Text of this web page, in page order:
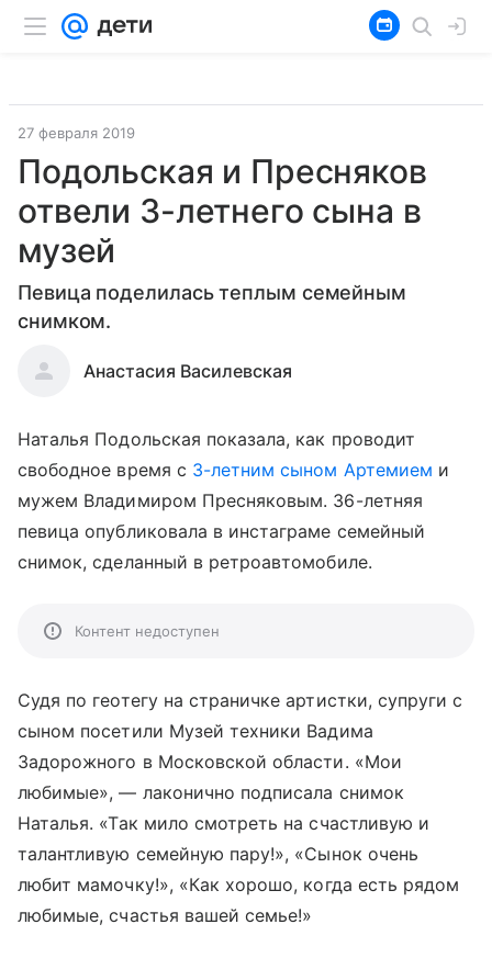
27 февраля 2019
Подольская и Пресняков
отвели 3-летнего сына в
музей
Певица поделилась теплым семейным
снимком.
Анастасия Василевская
Наталья Подольская показала, как проводит
свободное время с 3-летним сыном Артемием и
мужем Владимиром Пресняковым. 36-летняя
певица опубликовала в инстаграме семейный
снимок, сделанный в ретроавтомобиле.
Контент недоступен
Судя по геотегу на страничке артистки, супруги с
сыном посетили Музей техники Вадима
Задорожного в Московской области. «Мои
любимые», — лаконично подписала снимок
Наталья. «Так мило смотреть на счастливую и
талантливую семейную пару!», «Сынок очень
любит мамочку!», «Как хорошо, когда есть рядом
любимые, счастья вашей семье!»